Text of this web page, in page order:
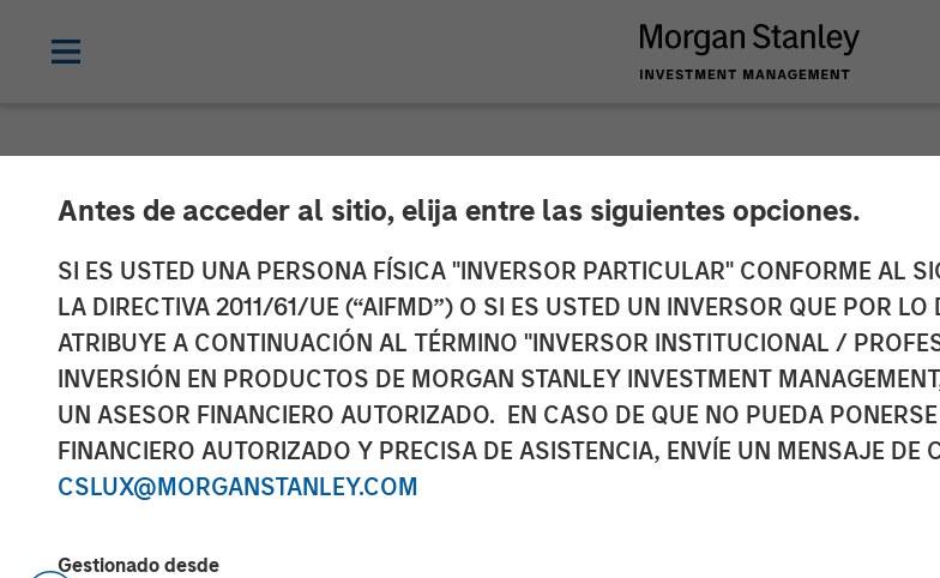
Antes de acceder al sitio, elija entre las siguientes opciones.
SI ES USTED UNA PERSONA FÍSICA "INVERSOR PARTICULAR" CONFORME AL
LA DIRECTIVA 2011/61/UE (“AIFMD”) O SI ES USTED UN INVERSOR QUE POR
ATRIBUYE A CONTINUACIÓN AL TÉRMINO "INVERSOR INSTITUCIONAL /
INVERSIÓN EN PRODUCTOS DE MORGAN STANLEY INVESTMENT
UN ASESOR FINANCIERO AUTORIZADO. EN CASO DE QUE NO PUEDA
FINANCIERO AUTORIZADO Y PRECISA DE ASISTENCIA, ENVÍE UN MENSAJE DE
CSLUX@MORGANSTANLEY.COM
Gestionado desde
Morgan Stanley Private
Announce Second
02 JUNIO 2009